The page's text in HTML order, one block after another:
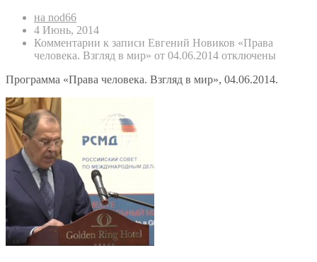
на nod66
4 Июнь, 2014
Комментарии к записи Евгений Новиков «Права
человека. Взгляд в мир» от 04.06.2014 отключены
Программа «Права человека. Взгляд в мир», 04.06.2014.